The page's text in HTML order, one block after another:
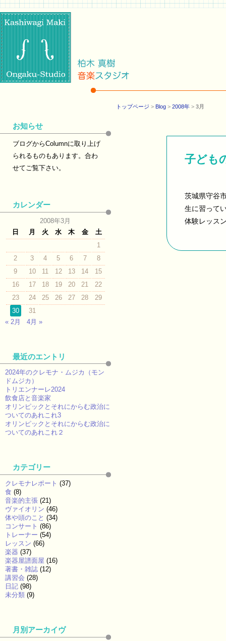
トップページ > Blog > 2008年 > 3月
子ども
茨城県守谷
生に習って
体験レッス
お知らせ
ブログからColumnに取り上げ
られるものもあります。合わ
せてご覧下さい。
カレンダー
2008年3月
日
月 火 水 木 金
土
1
2
3 4 5 6 7
8
9
10 11 12 13 14
15
16
17 18 19 20 21
22
23
24 25 26 27 28
29
30
31
« 2月
4月 »
最近のエントリ
2024年のクレモナ・ムジカ（モン
ドムジカ）
トリエンナーレ2024
飲食店と音楽家
オリンピックとそれにからむ政治に
ついてのあれこれ3
オリンピックとそれにからむ政治に
ついてのあれこれ２
カテゴリー
クレモナレポート (37)
食 (8)
音楽的主張 (21)
ヴァイオリン (46)
体や頭のこと (34)
コンサート (86)
トレーナー (54)
レッスン (66)
楽器 (37)
楽器屋譜面屋 (16)
著書・雑誌 (12)
講習会 (28)
日記 (98)
未分類 (9)
月別アーカイヴ